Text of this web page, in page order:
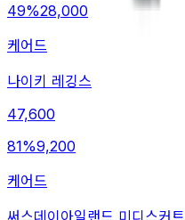
49%28,000
케어드
나이키 레깅스
47,600
81%9,200
케어드
써스데이아일랜드 미디스커트